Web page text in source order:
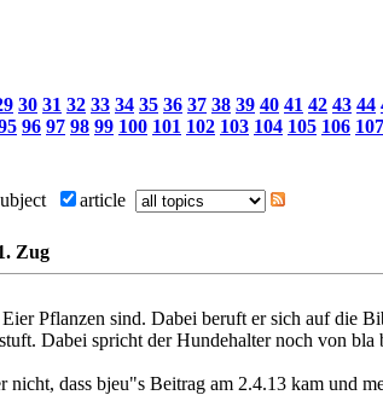
30 31 32 33 34 35 36 37 38 39 40 41 42 43 44
96 97 98 99 100 101 102 103 104 105 106 107
article
Zug
Pflanzen sind. Dabei beruft er sich auf die
Dabei spricht der Hundehalter noch von
dass bjeu"s Beitrag am 2.4.13 kam und